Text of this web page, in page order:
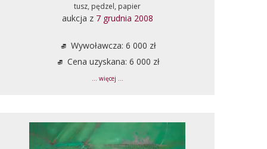
tusz, pędzel, papier
aukcja z 7 grudnia 2008
Wywoławcza: 6 000 zł
Cena uzyskana: 6 000 zł
... więcej ...